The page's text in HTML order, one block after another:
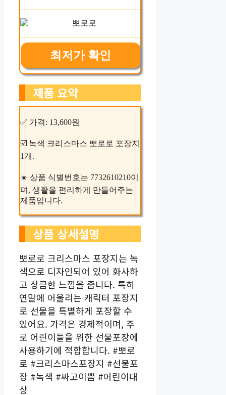
최저가 확인
제품 요약
✅ 가격: 13,600원
☑️ 녹색 크리스마스 뽀로로 포장지
1개.
☀️ 상품 식별번호는 7732610210이
며, 생활을 편리하게 만들어주는
제품입니다.
상품 상세설명
뽀로로 크리스마스 포장지는 녹
색으로 디자인되어 있어 화사하
고 상큼한 느낌을 줍니다. 특히
연말에 어울리는 캐릭터 포장지
로 선물을 특별하게 포장할 수
있어요. 가격은 경제적이며, 주
로 어린이들을 위한 선물포장에
사용하기에 적합합니다. #뽀로
로 #크리스마스포장지 #선물포
장 #녹색 #싸고이쁨 #어린이대
상